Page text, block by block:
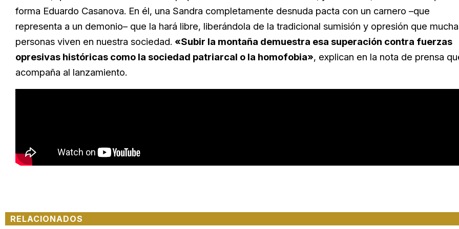
forma Eduardo Casanova. En él, una Sandra completamente desnuda pacta con un carnero –que
representa a un demonio– que la hará libre, liberándola de la tradicional sumisión y opresión que
personas viven en nuestra sociedad. «Subir la montaña demuestra esa superación contra fuerzas
opresivas históricas como la sociedad patriarcal o la homofobia», explican en la nota de prensa
acompaña al lanzamiento.
RELACIONADOS